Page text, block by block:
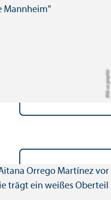
Bild: uc graphic